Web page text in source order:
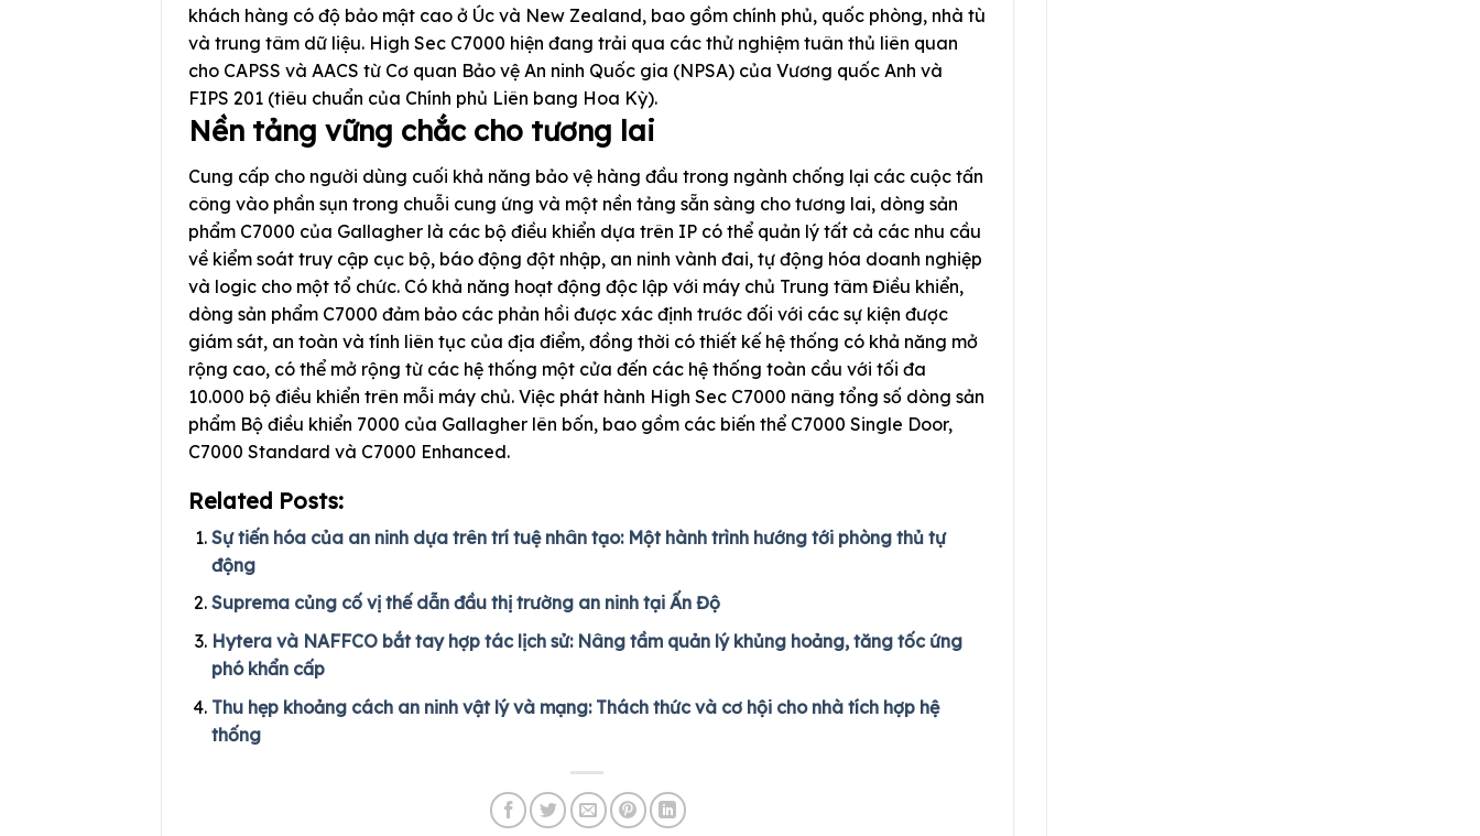
khách hàng có độ bảo mật cao ở Úc và New Zealand, bao gồm chính phủ, quốc phòng, nhà tù
và trung tâm dữ liệu. High Sec C7000 hiện đang trải qua các thử nghiệm tuân thủ liên quan
cho CAPSS và AACS từ Cơ quan Bảo vệ An ninh Quốc gia (NPSA) của Vương quốc Anh và
FIPS 201 (tiêu chuẩn của Chính phủ Liên bang Hoa Kỳ).
Nền tảng vững chắc cho tương lai
Cung cấp cho người dùng cuối khả năng bảo vệ hàng đầu trong ngành chống lại các cuộc tấn
công vào phần sụn trong chuỗi cung ứng và một nền tảng sẵn sàng cho tương lai, dòng sản
phẩm C7000 của Gallagher là các bộ điều khiển dựa trên IP có thể quản lý tất cả các nhu cầu
về kiểm soát truy cập cục bộ, báo động đột nhập, an ninh vành đai, tự động hóa doanh nghiệp
và logic cho một tổ chức. Có khả năng hoạt động độc lập với máy chủ Trung tâm Điều khiển,
dòng sản phẩm C7000 đảm bảo các phản hồi được xác định trước đối với các sự kiện được
giám sát, an toàn và tính liên tục của địa điểm, đồng thời có thiết kế hệ thống có khả năng mở
rộng cao, có thể mở rộng từ các hệ thống một cửa đến các hệ thống toàn cầu với tối đa
10.000 bộ điều khiển trên mỗi máy chủ. Việc phát hành High Sec C7000 nâng tổng số dòng sản
phẩm Bộ điều khiển 7000 của Gallagher lên bốn, bao gồm các biến thể C7000 Single Door,
C7000 Standard và C7000 Enhanced.
Related Posts:
Sự tiến hóa của an ninh dựa trên trí tuệ nhân tạo: Một hành trình hướng tới phòng thủ tự
động
Suprema củng cố vị thế dẫn đầu thị trường an ninh tại Ấn Độ
Hytera và NAFFCO bắt tay hợp tác lịch sử: Nâng tầm quản lý khủng hoảng, tăng tốc ứng
phó khẩn cấp
Thu hẹp khoảng cách an ninh vật lý và mạng: Thách thức và cơ hội cho nhà tích hợp hệ
thống